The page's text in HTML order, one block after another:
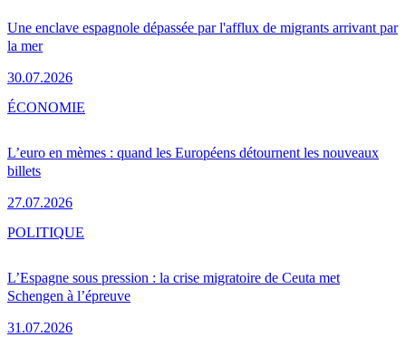
Une enclave espagnole dépassée par l'afflux de migrants arrivant par
la mer
30.07.2026
L’euro en mèmes : quand les Européens détournent les nouveaux
billets
27.07.2026
ÉCONOMIE
L’Espagne sous pression : la crise migratoire de Ceuta met
Schengen à l’épreuve
31.07.2026
POLITIQUE